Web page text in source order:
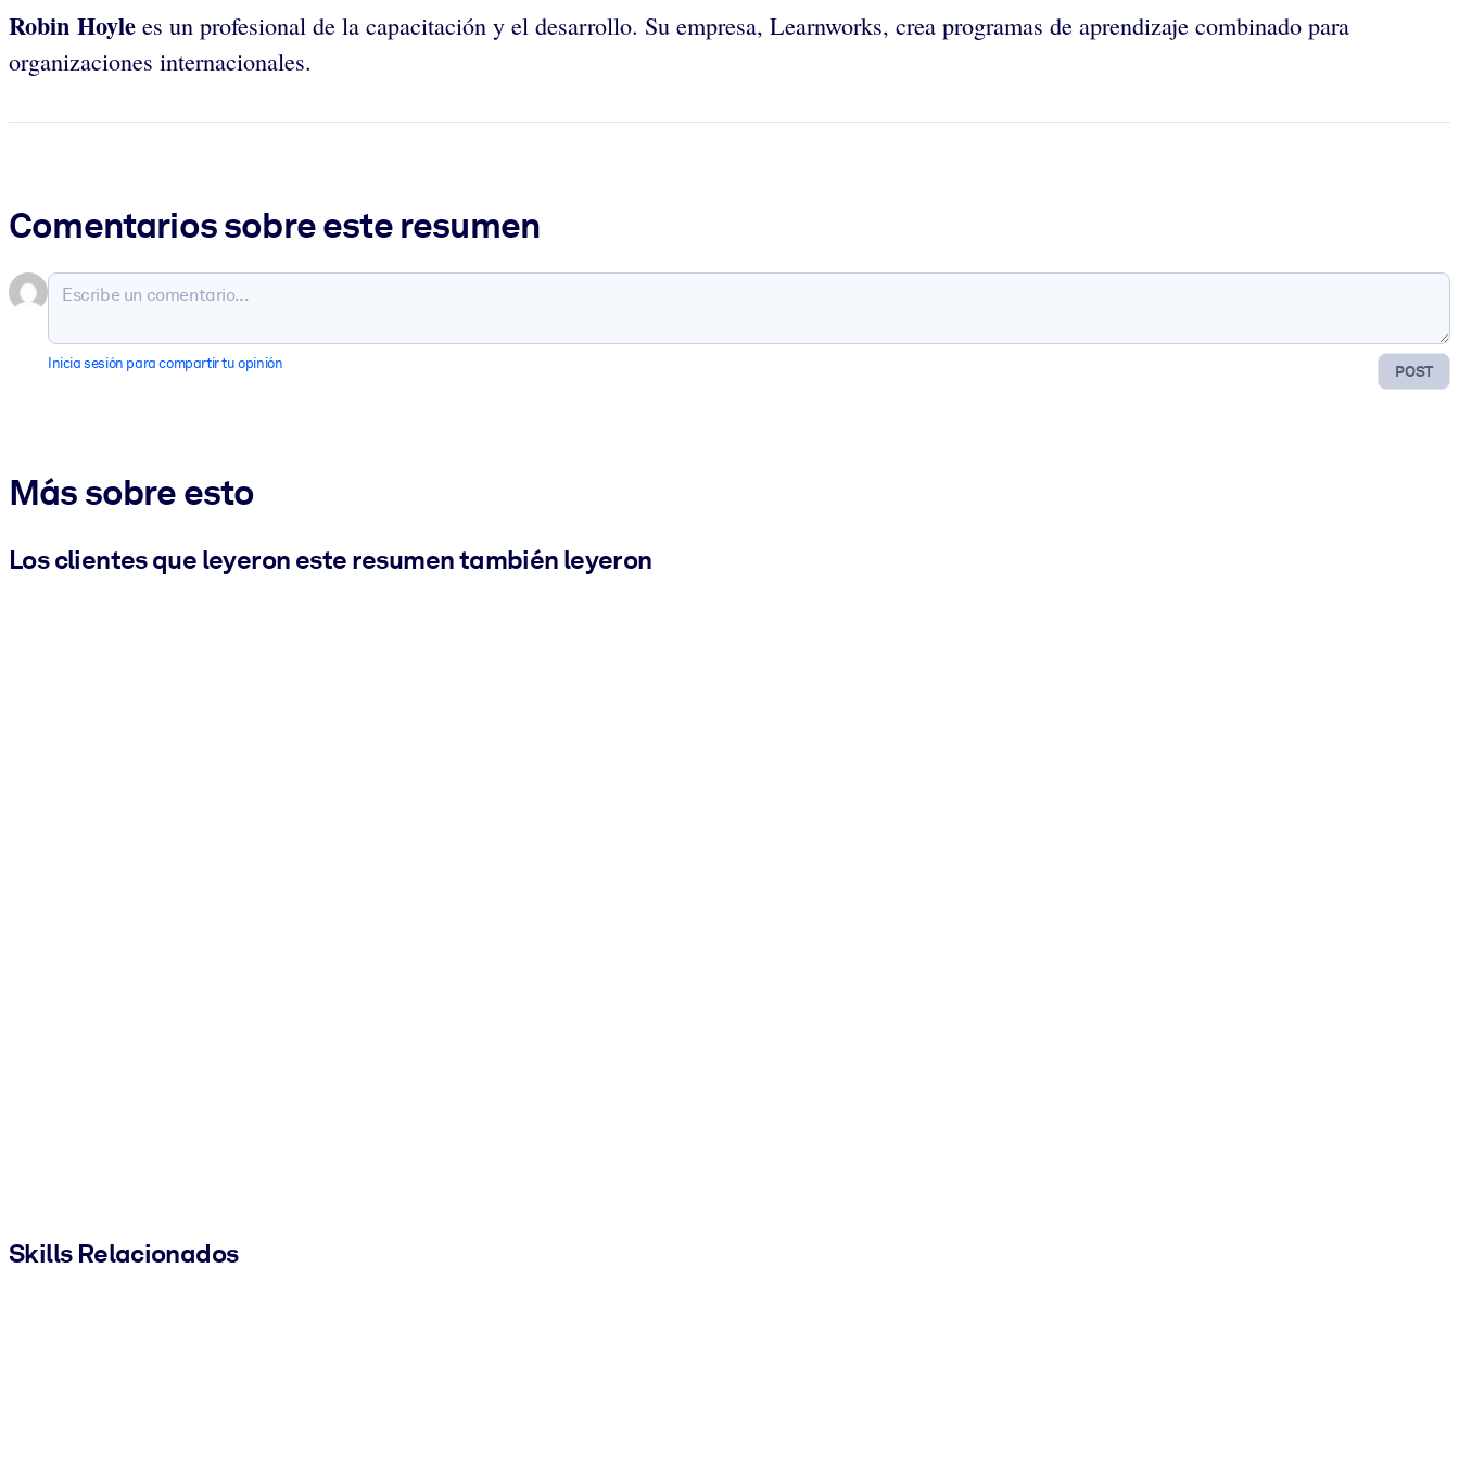
Robin Hoyle es un profesional de la capacitación y el desarrollo. Su empresa, Learnworks, crea programas de aprendizaje combinado para
organizaciones internacionales.
Comentarios sobre este resumen
POST
Inicia sesión para compartir tu opinión
Más sobre esto
Los clientes que leyeron este resumen también leyeron
Skills Relacionados